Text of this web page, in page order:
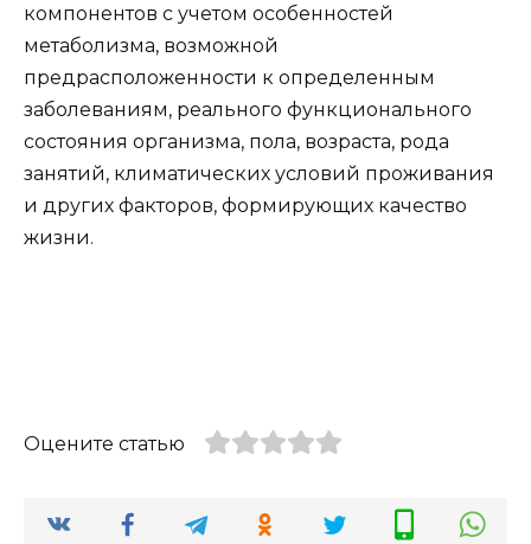
компонентов с учетом особенностей
метаболизма, возможной
предрасположенности к определенным
заболеваниям, реального функционального
состояния организма, пола, возраста, рода
занятий, климатических условий проживания
и других факторов, формирующих качество
жизни.
Оцените статью